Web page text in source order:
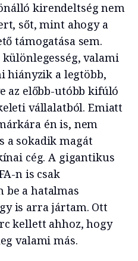
kirendeltség nem
sőt, mint ahogy a
támogatása sem.
valami
hiányzik a legtöbb,
az előbb-utóbb kifúló
vállalatból. Emiatt
én is, nem
a sokadik magát
cég. A gigantikus
n is csak
be a hatalmas
is arra jártam. Ott
kellett ahhoz, hogy
valami más.